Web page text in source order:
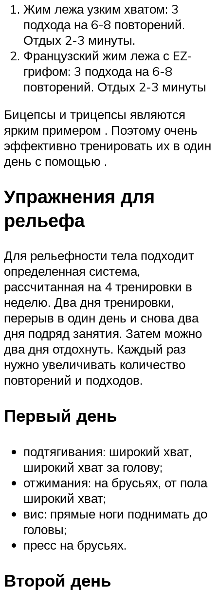
Жим лежа узким хватом: 3
подхода на 6-8 повторений.
Отдых 2-3 минуты.
Французский жим лежа с EZ-
грифом: 3 подхода на 6-8
повторений. Отдых 2-3 минуты
Бицепсы и трицепсы являются
ярким примером . Поэтому очень
эффективно тренировать их в один
день с помощью .
Упражнения для
рельефа
Для рельефности тела подходит
определенная система,
рассчитанная на 4 тренировки в
неделю. Два дня тренировки,
перерыв в один день и снова два
дня подряд занятия. Затем можно
два дня отдохнуть. Каждый раз
нужно увеличивать количество
повторений и подходов.
Первый день
подтягивания: широкий хват,
широкий хват за голову;
отжимания: на брусьях, от пола
широкий хват;
вис: прямые ноги поднимать до
головы;
пресс на брусьях.
Второй день